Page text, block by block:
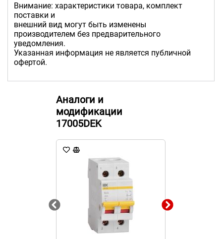
Внимание: характеристики товара, комплект
поставки и
внешний вид могут быть изменены
производителем без предварительного
уведомления.
Указанная информация не является публичной
офертой.
Аналоги и
модификации
17005DEK